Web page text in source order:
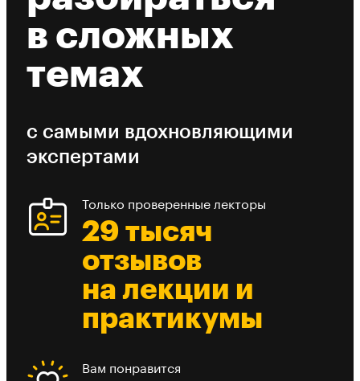
в сложных
темах
с самыми вдохновляющими
экспертами
Только проверенные лекторы
29 тысяч
отзывов
на лекции и
практикумы
Вам понравится